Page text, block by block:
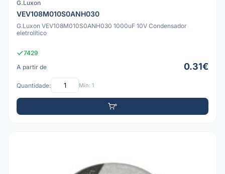
G.Luxon
VEV108M010S0ANH030
G.Luxon VEV108M010S0ANH030 1000uF 10V Condensador
eletrolítico
7429
A partir de
0.31€
Quantidade: Mín: 1